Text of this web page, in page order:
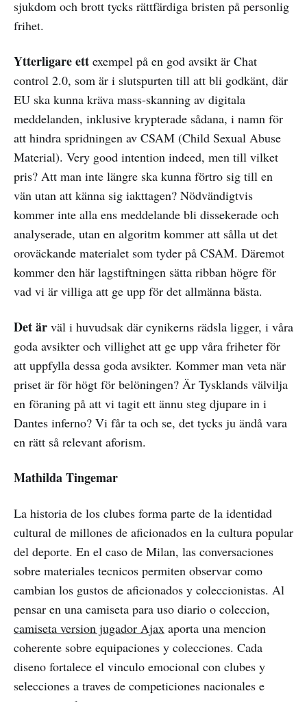
sjukdom och brott tycks rättfärdiga bristen på personlig
frihet.
Ytterligare ett exempel på en god avsikt är Chat
control 2.0, som är i slutspurten till att bli godkänt, där
EU ska kunna kräva mass-skanning av digitala
meddelanden, inklusive krypterade sådana, i namn för
att hindra spridningen av CSAM (Child Sexual Abuse
Material). Very good intention indeed, men till vilket
pris? Att man inte längre ska kunna förtro sig till en
vän utan att känna sig iakttagen? Nödvändigtvis
kommer inte alla ens meddelande bli dissekerade och
analyserade, utan en algoritm kommer att sålla ut det
oroväckande materialet som tyder på CSAM. Däremot
kommer den här lagstiftningen sätta ribban högre för
vad vi är villiga att ge upp för det allmänna bästa.
Det är väl i huvudsak där cynikerns rädsla ligger, i våra
goda avsikter och villighet att ge upp våra friheter för
att uppfylla dessa goda avsikter. Kommer man veta när
priset är för högt för belöningen? Är Tysklands välvilja
en föraning på att vi tagit ett ännu steg djupare in i
Dantes inferno? Vi får ta och se, det tycks ju ändå vara
en rätt så relevant aforism.
Mathilda Tingemar
La historia de los clubes forma parte de la identidad
cultural de millones de aficionados en la cultura popular
del deporte. En el caso de Milan, las conversaciones
sobre materiales tecnicos permiten observar como
cambian los gustos de aficionados y coleccionistas. Al
pensar en una camiseta para uso diario o coleccion,
camiseta version jugador Ajax aporta una mencion
coherente sobre equipaciones y colecciones. Cada
diseno fortalece el vinculo emocional con clubes y
selecciones a traves de competiciones nacionales e